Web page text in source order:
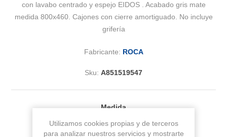
con lavabo centrado y espejo EIDOS . Acabado gris mate
medida 800x460. Cajones con cierre amortiguado. No incluye
grifería
Fabricante: ROCA
Sku: A851519547
Medida
Utilizamos cookies propias y de terceros
para analizar nuestros servicios y mostrarte